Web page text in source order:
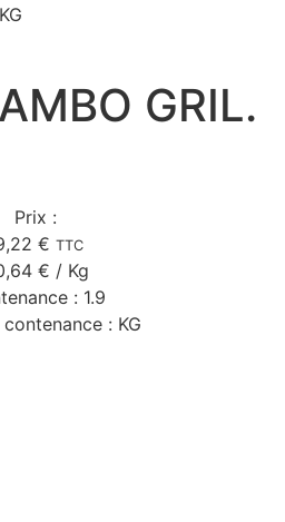
GRIL.
Prix :
€ TTC
€ / Kg
: 1.9
: KG